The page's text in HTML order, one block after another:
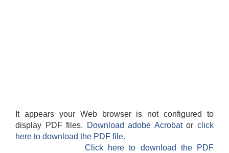
It appears your Web browser is not configured to
display PDF files.
Download adobe Acrobatorclick
here to download the PDF file.
Click here to download the PDF